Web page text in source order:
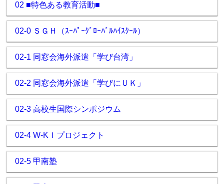
02 ■特色ある教育活動■
02-0 ＳＧＨ（ｽｰﾊﾟｰｸﾞﾛｰﾊﾞﾙﾊｲｽｸｰﾙ）
02-1 同窓会海外派遣「学び台湾」
02-2 同窓会海外派遣「学びにＵＫ」
02-3 高校生国際シンポジウム
02-4 W-KＩプロジェクト
02-5 甲南塾